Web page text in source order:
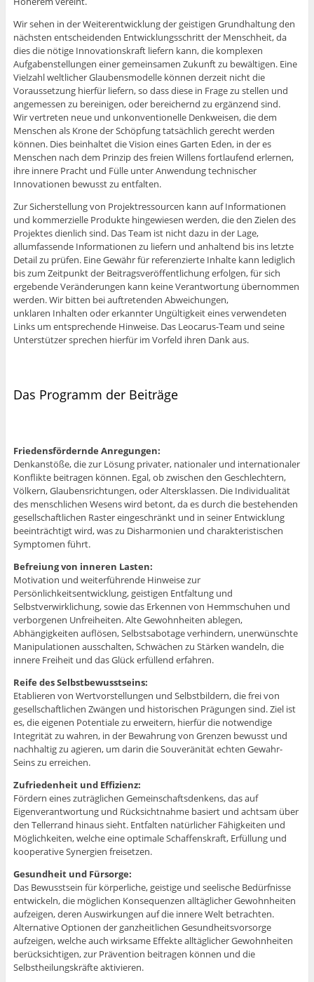
Wir sehen in der Weiterentwicklung der geistigen Grundhaltung den
nächsten entscheidenden Entwicklungsschritt der Menschheit, da
dies die nötige Innovationskraft liefern kann, die komplexen
Aufgabenstellungen einer gemeinsamen Zukunft zu bewältigen. Eine
Vielzahl weltlicher Glaubensmodelle können derzeit nicht die
Voraussetzung hierfür liefern, so dass diese in Frage zu stellen und
angemessen zu bereinigen, oder bereichernd zu ergänzend sind.
Wir vertreten neue und unkonventionelle Denkweisen, die dem
Menschen als Krone der Schöpfung tatsächlich gerecht werden
können. Dies beinhaltet die Vision eines Garten Eden, in der es
Menschen nach dem Prinzip des freien Willens fortlaufend erlernen,
ihre innere Pracht und Fülle unter Anwendung technischer
Innovationen bewusst zu entfalten.
Zur Sicherstellung von Projektressourcen kann auf Informationen
und kommerzielle Produkte hingewiesen werden, die den Zielen des
Projektes dienlich sind. Das Team ist nicht dazu in der Lage,
allumfassende Informationen zu liefern und anhaltend bis ins letzte
Detail zu prüfen. Eine Gewähr für referenzierte Inhalte kann lediglich
bis zum Zeitpunkt der Beitragsveröffentlichung erfolgen, für sich
ergebende Veränderungen kann keine Verantwortung übernommen
werden. Wir bitten bei auftretenden Abweichungen,
unklaren Inhalten oder erkannter Ungültigkeit eines verwendeten
Links um entsprechende Hinweise. Das Leocarus-Team und seine
Unterstützer sprechen hierfür im Vorfeld ihren Dank aus.
Das Programm der Beiträge
Friedensfördernde Anregungen:
Denkanstöße, die zur Lösung privater, nationaler und internationaler
Konflikte beitragen können. Egal, ob zwischen den Geschlechtern,
Völkern, Glaubensrichtungen, oder Altersklassen. Die Individualität
des menschlichen Wesens wird betont, da es durch die bestehenden
gesellschaftlichen Raster eingeschränkt und in seiner Entwicklung
beeinträchtigt wird, was zu Disharmonien und charakteristischen
Symptomen führt.
Befreiung von inneren Lasten:
Motivation und weiterführende Hinweise zur
Persönlichkeitsentwicklung, geistigen Entfaltung und
Selbstverwirklichung, sowie das Erkennen von Hemmschuhen und
verborgenen Unfreiheiten. Alte Gewohnheiten ablegen,
Abhängigkeiten auflösen, Selbstsabotage verhindern, unerwünschte
Manipulationen ausschalten, Schwächen zu Stärken wandeln, die
innere Freiheit und das Glück erfüllend erfahren.
Reife des Selbstbewusstseins:
Etablieren von Wertvorstellungen und Selbstbildern, die frei von
gesellschaftlichen Zwängen und historischen Prägungen sind. Ziel ist
es, die eigenen Potentiale zu erweitern, hierfür die notwendige
Integrität zu wahren, in der Bewahrung von Grenzen bewusst und
nachhaltig zu agieren, um darin die Souveränität echten Gewahr-
Seins zu erreichen.
Zufriedenheit und Effizienz:
Fördern eines zuträglichen Gemeinschaftsdenkens, das auf
Eigenverantwortung und Rücksichtnahme basiert und achtsam über
den Tellerrand hinaus sieht. Entfalten natürlicher Fähigkeiten und
Möglichkeiten, welche eine optimale Schaffenskraft, Erfüllung und
kooperative Synergien freisetzen.
Gesundheit und Fürsorge:
Das Bewusstsein für körperliche, geistige und seelische Bedürfnisse
entwickeln, die möglichen Konsequenzen alltäglicher Gewohnheiten
aufzeigen, deren Auswirkungen auf die innere Welt betrachten.
Alternative Optionen der ganzheitlichen Gesundheitsvorsorge
aufzeigen, welche auch wirksame Effekte alltäglicher Gewohnheiten
berücksichtigen, zur Prävention beitragen können und die
Selbstheilungskräfte aktivieren.